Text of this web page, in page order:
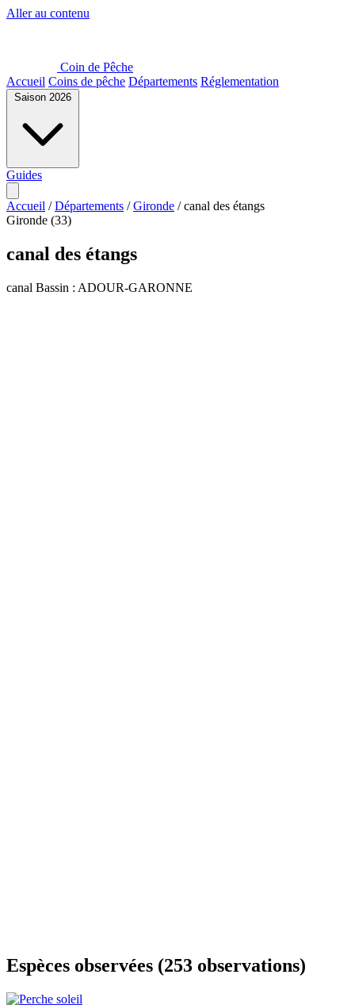
Aller au contenu
Coin de Pêche
Accueil Coins de pêche Départements Réglementation
Saison 2026
Guides
Accueil / Départements / Gironde / canal des étangs
Gironde (33)
canal des étangs
canal Bassin : ADOUR-GARONNE
Espèces observées (253 observations)